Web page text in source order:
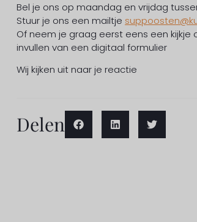
Bel je ons op maandag en vrijdag tussen
Stuur je ons een mailtje
Of neem je graag eerst eens een
invullen van een digitaal formulier
Wij kijken uit naar je reactie
Delen